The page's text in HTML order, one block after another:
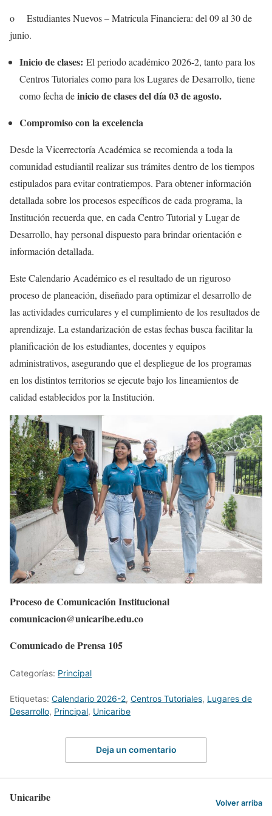
o Estudiantes Nuevos – Matricula Financiera: del 09 al 30 de
junio.
Inicio de clases: El periodo académico 2026-2, tanto para los
Centros Tutoriales como para los Lugares de Desarrollo, tiene
como fecha deinicio de clases del día 03 de agosto.
Compromiso con la excelencia
Desde la Vicerrectoría Académica se recomienda a toda la
comunidad estudiantil realizar sus trámites dentro de los tiempos
estipulados para evitar contratiempos. Para obtener información
detallada sobre los procesos específicos de cada programa, la
Institución recuerda que, en cada Centro Tutorial y Lugar de
Desarrollo, hay personal dispuesto para brindar orientación e
información detallada.
Este Calendario Académico es el resultado de un riguroso
proceso de planeación, diseñado para optimizar el desarrollo de
las actividades curriculares y el cumplimiento de los resultados de
aprendizaje. La estandarización de estas fechas busca facilitar la
planificación de los estudiantes, docentes y equipos
administrativos, asegurando que el despliegue de los programas
en los distintos territorios se ejecute bajo los lineamientos de
calidad establecidos por la Institución.
Proceso de Comunicación Institucional
comunicacion@unicaribe.edu.co
Comunicado de Prensa 105
Categorías: Principal
Etiquetas: Calendario 2026-2, Centros Tutoriales, Lugares de
Desarrollo, Principal, Unicaribe
Deja un comentario
Unicaribe Volver arriba